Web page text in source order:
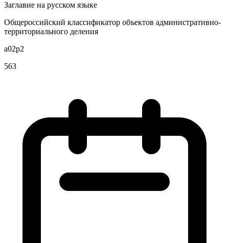
Заглавие на русском языке
Общероссийский классификатор объектов административно-
территориального деления
a02p2
563